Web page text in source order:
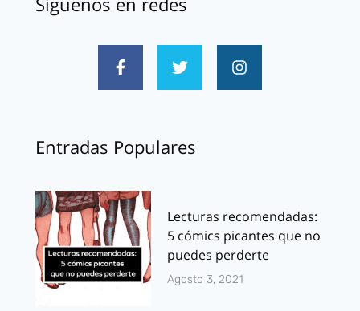
Entradas Populares
Lecturas recomendadas:
5 cómics picantes que no
puedes perderte
Agosto 3, 2021